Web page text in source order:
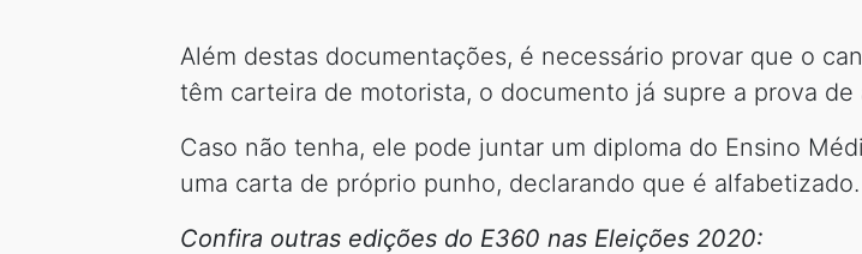
Além destas documentações, é necessário provar que o
têm carteira de motorista, o documento já supre a prova de
Caso não tenha, ele pode juntar um diploma do Ensino
uma carta de próprio punho, declarando que é alfabetizado.
Confira outras edições do E360 nas Eleições 2020: